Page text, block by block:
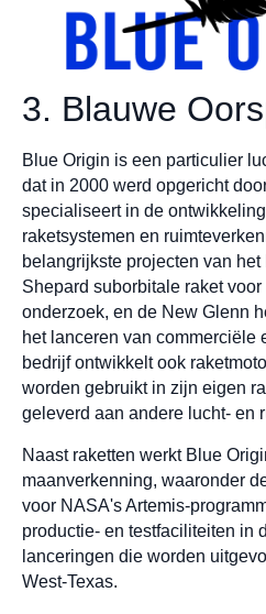
3. Blauwe
Blue Origin is een particulier
dat in 2000 werd opgericht
specialiseert in de
raketsystemen en
belangrijkste projecten van
Shepard suborbitale raket
onderzoek, en de New Glenn
het lanceren van commerciële
bedrijf ontwikkelt ook
worden gebruikt in zijn eigen
geleverd aan andere lucht- en
Naast raketten werkt Blue
maanverkenning, waaronder
voor NASA's Artemis-
productie- en testfaciliteiten in
lanceringen die worden
West-Texas.